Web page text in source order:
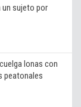
un sujeto por
lonas con
peatonales